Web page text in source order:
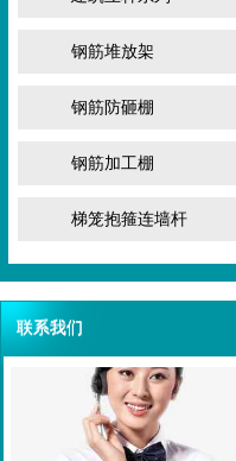
钢筋堆放架
钢筋防砸棚
钢筋加工棚
梯笼抱箍连墙杆
联系我们
联系我们